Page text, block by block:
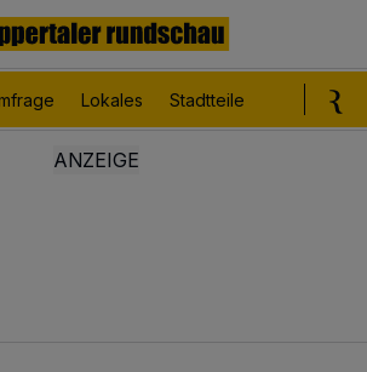
Lokales Stadtteile